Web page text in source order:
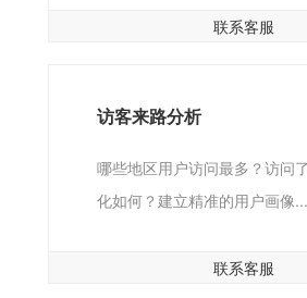
联系客服
访客来路分析
哪些地区用户访问最多？访问
化如何？建立精准的用户画像...
联系客服